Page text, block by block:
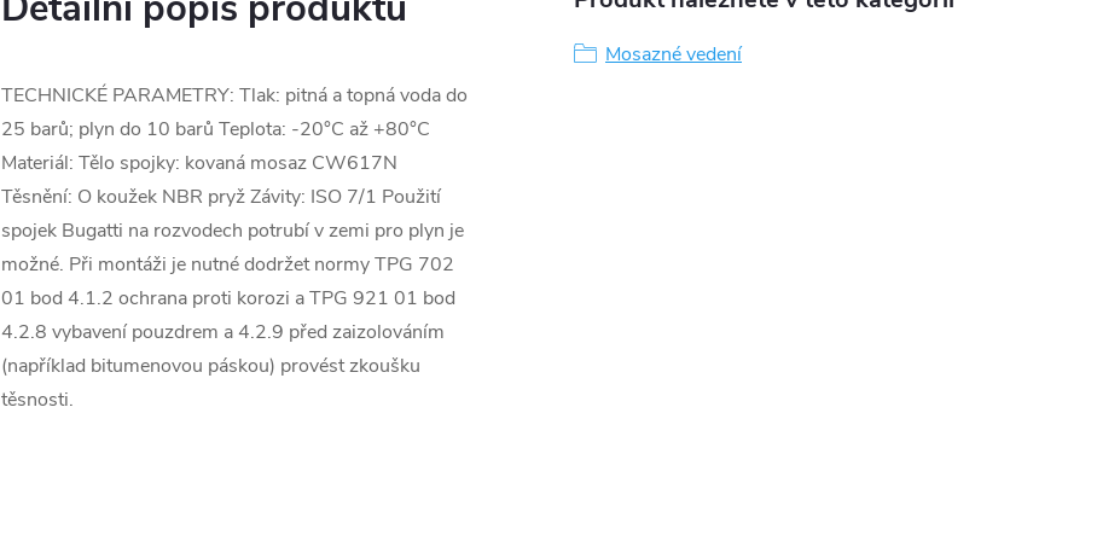
TECHNICKÉ PARAMETRY: Tlak: pitná a topná voda do
25 barů; plyn do 10 barů Teplota: -20°C až +80°C
Materiál: Tělo spojky: kovaná mosaz CW617N
Těsnění: O koužek NBR pryž Závity: ISO 7/1 Použití
spojek Bugatti na rozvodech potrubí v zemi pro plyn je
možné. Při montáži je nutné dodržet normy TPG 702
01 bod 4.1.2 ochrana proti korozi a TPG 921 01 bod
4.2.8 vybavení pouzdrem a 4.2.9 před zaizolováním
(například bitumenovou páskou) provést zkoušku
těsnosti.
Mosazné vedení